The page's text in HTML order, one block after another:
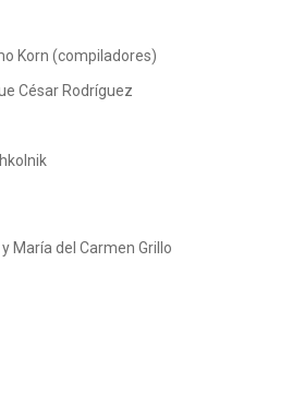
Korn (compiladores)
César Rodríguez
María del Carmen Grillo